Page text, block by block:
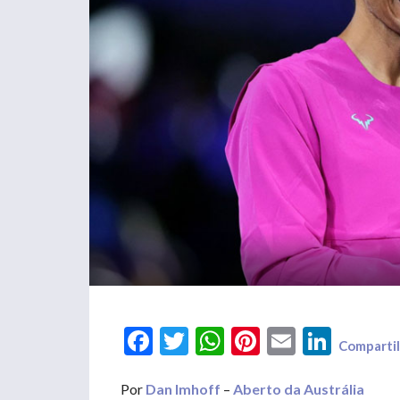
FacebookTwitterWhatsAppPinterest
Email LinkedIn
Por Dan Imhoff – Aberto da Austrália